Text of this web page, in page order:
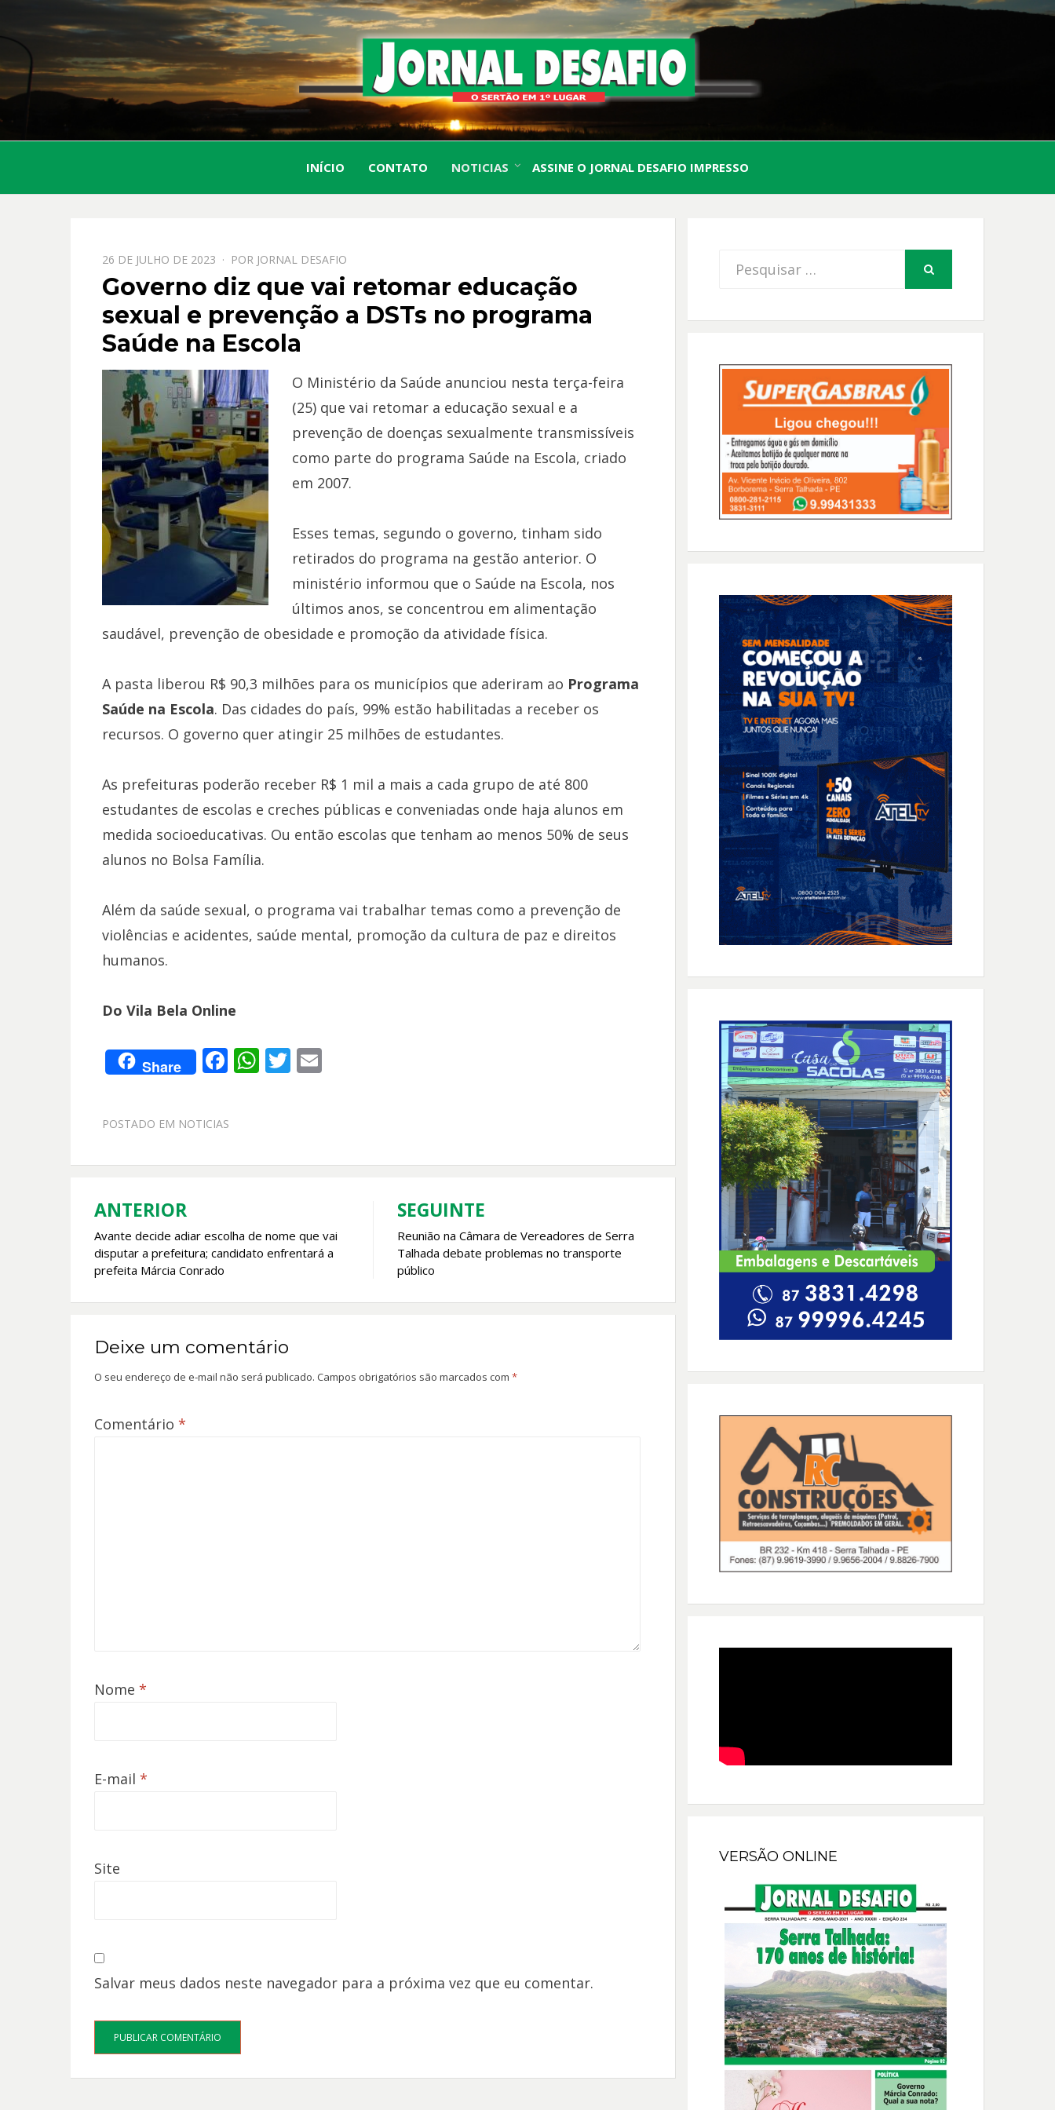
JORNAL
DESAFIO
O Sertão em 1º Lugar
INÍCIO CONTATO NOTICIAS ASSINE O JORNAL DESAFIO IMPRESSO
PPOSTADO
EM
26 DE JULHO DE 2023 POR JORNAL DESAFIO
Governo diz que vai retomar educação
sexual e prevenção a DSTs no programa
Saúde na Escola
O Ministério da Saúde anunciou nesta terça-feira
(25) que vai retomar a educação sexual e a
prevenção de doenças sexualmente transmissíveis
como parte do programa Saúde na Escola, criado
em 2007.
Esses temas, segundo o governo, tinham sido
retirados do programa na gestão anterior. O
ministério informou que o Saúde na Escola, nos
últimos anos, se concentrou em alimentação
saudável, prevenção de obesidade e promoção da atividade física.
A pasta liberou R$ 90,3 milhões para os municípios que aderiram ao Programa
Saúde na Escola. Das cidades do país, 99% estão habilitadas a receber os
recursos. O governo quer atingir 25 milhões de estudantes.
As prefeituras poderão receber R$ 1 mil a mais a cada grupo de até 800
estudantes de escolas e creches públicas e conveniadas onde haja alunos em
medida socioeducativas. Ou então escolas que tenham ao menos 50% de seus
alunos no Bolsa Família.
Além da saúde sexual, o programa vai trabalhar temas como a prevenção de
violências e acidentes, saúde mental, promoção da cultura de paz e direitos
humanos.
Do Vila Bela Online
Share F
b
o
W
A
T E
POSTADO EM NOTICIAS
Navegação
de
Post
ANTERIOR
Avante decide adiar escolha de nome que vai
disputar a prefeitura; candidato enfrentará a
prefeita Márcia Conrado
SEGUINTE
Reunião na Câmara de Vereadores de Serra
Talhada debate problemas no transporte
público
Deixe um comentário
O seu endereço de e-mail não será publicado. Campos obrigatórios são marcados com *
Comentário *
Nome *
E-mail *
Site
Salvar meus dados neste navegador para a próxima vez que eu comentar.
Procurar
VERSÃO ONLINE